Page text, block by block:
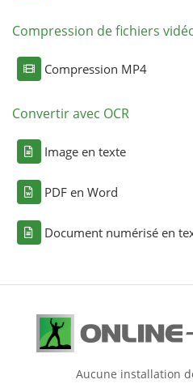
Compression de fichiers
Compression MP4
Convertir avec OCR
Image en texte
PDF en Word
Document numérisé en
Aucune installation